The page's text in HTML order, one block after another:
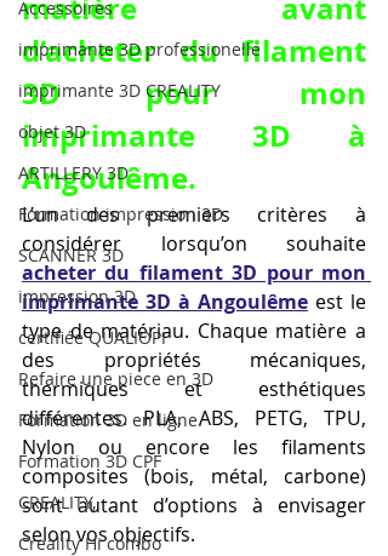
Accessoires
imprimante 3D professionelle
imprimante 3D CREALITY
objet 3D
ARTILLERY 3D
Formation impression 3D
SCANNER 3D
impression 3D
certifiée QUALIOPI
Refaire une piece en 3D
Formation 3D en ligne.
Formation 3D CPF
CREALITY,
Creality Hi combo
matière avant
d’acheter du filament
3D pour mon
imprimante 3D à
Angoulême.
L’un des premiers critères à
acheter du filament 3D pour mon
imprimante 3D à Angoulême est le
type de matériau. Chaque matière a
des propriétés mécaniques,
thermiques et esthétiques
différentes. PLA, ABS, PETG, TPU,
Nylon ou encore les filaments
composites (bois, métal, carbone)
sont autant d’options à envisager
selon vos objectifs.